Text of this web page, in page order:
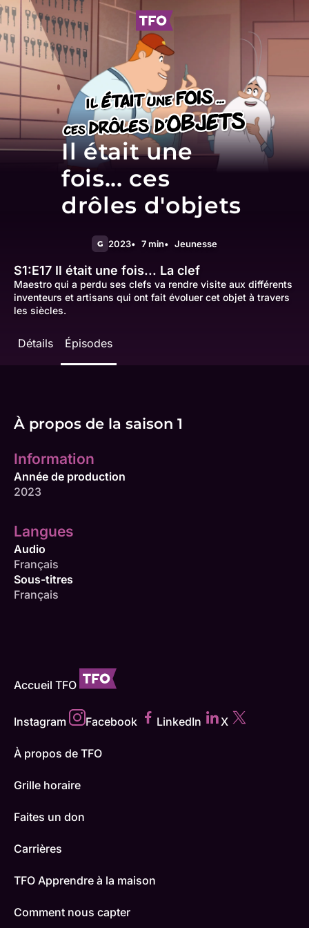
Il était une
fois... ces
drôles d'objets
G 2023 7 min Jeunesse
S1:E17 Il était une fois... La clef
Maestro qui a perdu ses clefs va rendre visite aux différents
inventeurs et artisans qui ont fait évoluer cet objet à travers
les siècles.
Détails Épisodes
À propos de la saison 1
Information
Année de production
2023
Langues
Audio
Français
Sous-titres
Français
Accueil TFO
Instagram Facebook LinkedIn X
À propos de TFO
Grille horaire
Faites un don
Carrières
TFO Apprendre à la maison
Comment nous capter